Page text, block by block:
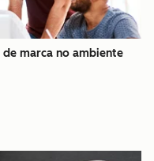
marca no ambiente